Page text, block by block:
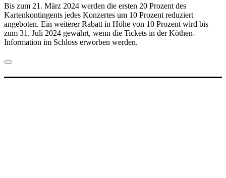
Bis zum 21. März 2024 werden die ersten 20 Prozent des
Kartenkontingents jedes Konzertes um 10 Prozent reduziert
angeboten. Ein weiterer Rabatt in Höhe von 10 Prozent wird bis
zum 31. Juli 2024 gewährt, wenn die Tickets in der Köthen-
Information im Schloss erworben werden.